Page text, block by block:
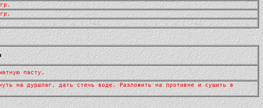
пасту.
на дуршлаг, дать стечь воде. Разложить на противне и сушить в